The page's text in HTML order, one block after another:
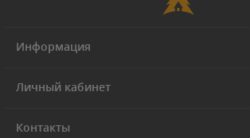
Информация
Личный кабинет
Контакты